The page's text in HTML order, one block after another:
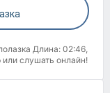
Длина: 02:46,
или слушать онлайн!